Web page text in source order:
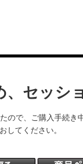
セッシ
ので、ご購入手続き
してください。